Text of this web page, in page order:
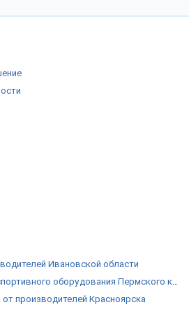
Ивановской области
Каталог производителей спортивного оборудования Пермского края
производителей Красноярска